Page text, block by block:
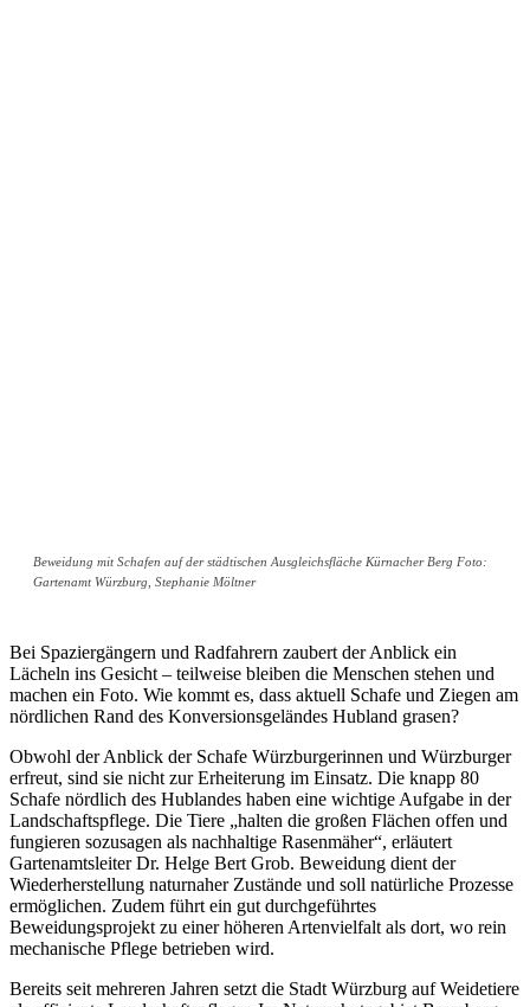
Beweidung mit Schafen auf der städtischen Ausgleichsfläche Kürnacher Berg Foto:
Gartenamt Würzburg, Stephanie Möltner
Bei Spaziergängern und Radfahrern zaubert der Anblick ein
Lächeln ins Gesicht – teilweise bleiben die Menschen stehen und
machen ein Foto. Wie kommt es, dass aktuell Schafe und Ziegen am
nördlichen Rand des Konversionsgeländes Hubland grasen?
Obwohl der Anblick der Schafe Würzburgerinnen und Würzburger
erfreut, sind sie nicht zur Erheiterung im Einsatz. Die knapp 80
Schafe nördlich des Hublandes haben eine wichtige Aufgabe in der
Landschaftspflege. Die Tiere „halten die großen Flächen offen und
fungieren sozusagen als nachhaltige Rasenmäher“, erläutert
Gartenamtsleiter Dr. Helge Bert Grob. Beweidung dient der
Wiederherstellung naturnaher Zustände und soll natürliche Prozesse
ermöglichen. Zudem führt ein gut durchgeführtes
Beweidungsprojekt zu einer höheren Artenvielfalt als dort, wo rein
mechanische Pflege betrieben wird.
Bereits seit mehreren Jahren setzt die Stadt Würzburg auf Weidetiere